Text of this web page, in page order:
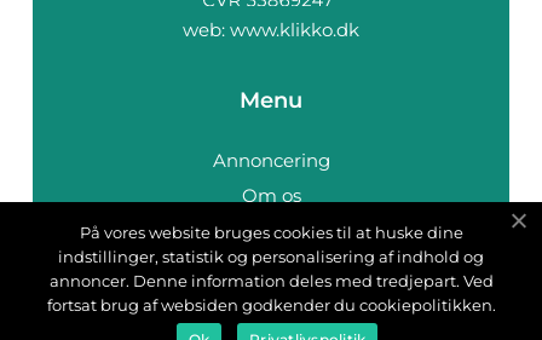
web: www.klikko.dk
Menu
Annoncering
Om os
Cookies
Kontakt os
Sitemap
På vores website bruges cookies til at huske dine
indstillinger, statistik og personalisering af indhold og
annoncer. Denne information deles med tredjepart. Ved
fortsat brug af websiden godkender du cookiepolitikken.